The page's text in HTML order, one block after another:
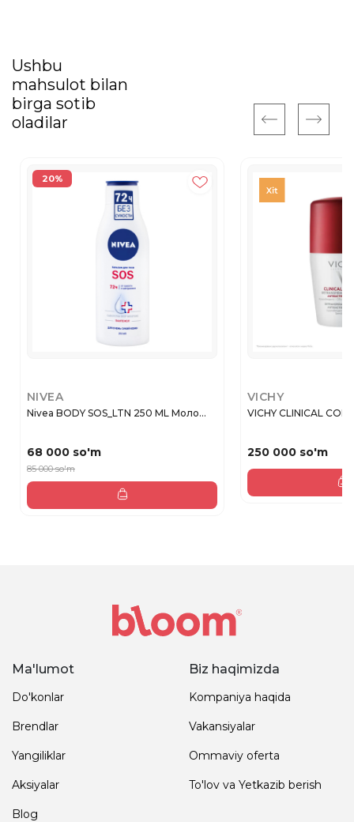
Ushbu
mahsulot bilan
birga sotib
oladilar
20%
NIVEA
Nivea BODY SOS_LTN 250 ML Моло...
68 000 so'm
85 000 so'm
VICHY
VICHY CLINICAL
250 000 so'm
Ma'lumot
Do'konlar
Brendlar
Yangiliklar
Aksiyalar
Blog
Biz haqimizda
Kompaniya haqida
Vakansiyalar
Ommaviy oferta
To'lov va Yetkazib berish